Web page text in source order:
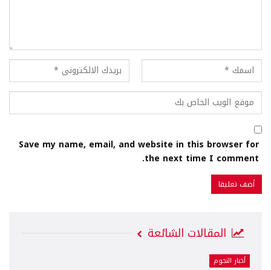
Save my name, email, and website in this browser for
the next time I comment.
المقالات الشائعة
أخبار النجوم